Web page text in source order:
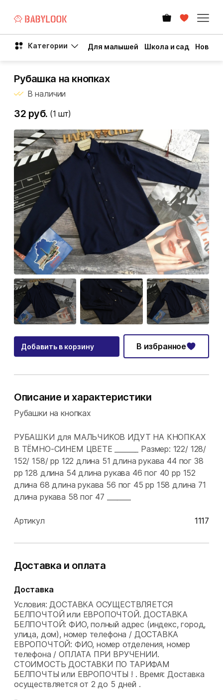
Категории Для малышей Школа и сад Новый
Рубашка на кнопках
В наличии
32 руб. (1 шт)
Добавить в корзину В избранное
Описание и характеристики
Рубашки на кнопках
РУБАШКИ для МАЛЬЧИКОВ ИДУТ НА КНОПКАХ
В ТЁМНО-СИНЕМ ЦВЕТЕ _______ Размер: 122/ 128/
152/ 158/ рр 122 длина 51 длина рукава 44 пог 38
рр 128 длина 54 длина рукава 46 пог 40 рр 152
длина 68 длина рукава 56 пог 45 рр 158 длина 71
длина рукава 58 пог 47 _______
Артикул 1117
Доставка и оплата
Доставка
Условия: ДОСТАВКА ОСУЩЕСТВЛЯЕТСЯ
БЕЛПОЧТОЙ или ЕВРОПОЧТОЙ. ДОСТАВКА
БЕЛПОЧТОЙ: ФИО, полный адрес (индекс, город,
улица, дом), номер телефона / ДОСТАВКА
ЕВРОПОЧТОЙ: ФИО, номер отделения, номер
телефона / ОПЛАТА ПРИ ВРУЧЕНИИ.
СТОИМОСТЬ ДОСТАВКИ ПО ТАРИФАМ
БЕЛПОЧТЫ или ЕВРОПОЧТЫ ! . Время: Доставка
осуществляется от 2 до 5 дней .